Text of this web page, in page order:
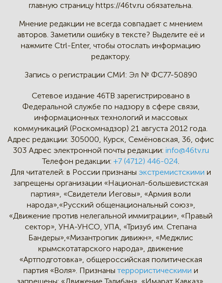
главную страницу https://46tv.ru обязательна.
Мнение редакции не всегда совпадает с мнением
авторов. Заметили ошибку в тексте? Выделите её и
нажмите Ctrl-Enter, чтобы отослать информацию
редактору.
Запись о регистрации СМИ: Эл № ФС77-50890
Сетевое издание 46ТВ зарегистрировано в
Федеральной службе по надзору в сфере связи,
информационных технологий и массовых
коммуникаций (Роскомнадзор) 21 августа 2012 года.
Адрес редакции: 305000, Курск, Семёновская, 36, офис
303 Адрес электронной почты редакции: info@46tv.ru
Телефон редакции: +7 (4712) 446-024.
Для читателей: в России признаныэкстремистскими и
запрещены организации «Национал-большевистская
партия», «Свидетели Иеговы», «Армия воли
народа»,«Русский общенациональный союз»,
«Движение против нелегальной иммиграции», «Правый
сектор», УНА-УНСО, УПА, «Тризуб им. Степана
Бандеры»,«Мизантропик дивижн», «Меджлис
крымскотатарского народа», движение
«Артподготовка», общероссийская политическая
партия «Воля». Признанытеррористическими и